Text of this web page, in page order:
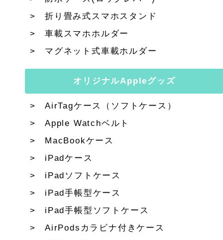
折り畳み式スマホスタンド
車載スマホホルダー
マグネット式車載ホルダー
オリジナルAppleグッズ
AirTagケース（ソフトケース）
Apple Watchベルト
MacBookケース
iPadケース
iPadソフトケース
iPad手帳型ケース
iPad手帳型ソフトケース
AirPodsカラビナ付きケース